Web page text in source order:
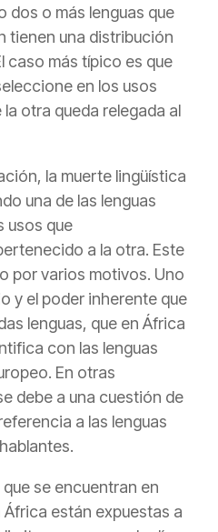
dos o más lenguas que
tienen una distribución
caso más típico es que
en los usos
otra queda relegada al
la muerte lingüística
una de las lenguas
usos que
a la otra. Este
por varios motivos. Uno
y el poder inherente que
lenguas, que en África
con las lenguas
En otras
debe a una cuestión de
a las lenguas
se encuentran en
están expuestas a